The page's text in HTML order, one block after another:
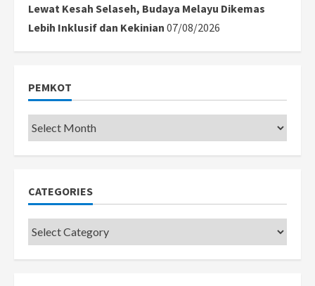
Lewat Kesah Selaseh, Budaya Melayu Dikemas
Lebih Inklusif dan Kekinian 07/08/2026
PEMKOT
Pemkot
CATEGORIES
Categories